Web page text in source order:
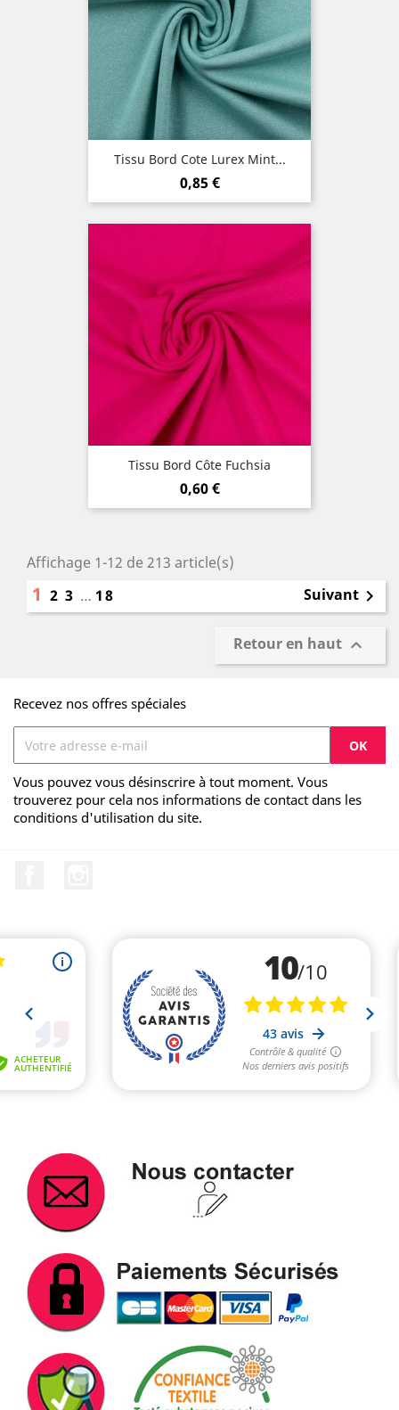
Tissu Bord Cote Lurex Mint...
Prix
0,85 €
Tissu Bord Côte Fuchsia
Prix
0,60 €
Affichage 1-12 de 213 article(s)
1 2 3 … 18 Suivant 
Retour en haut 
Recevez nos offres spéciales
Vous pouvez vous désinscrire à tout moment. Vous
trouverez pour cela nos informations de contact dans les
conditions d'utilisation du site.